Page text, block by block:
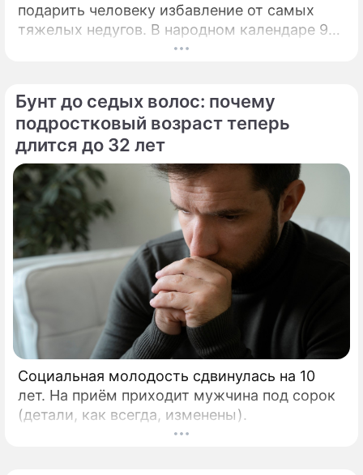
подарить человеку избавление от самых
тяжелых недугов. В народном календаре 9
августа занимает особое, почти
Бунт до седых волос: почему
подростковый возраст теперь
длится до 32 лет
Социальная молодость сдвинулась на 10
лет. На приём приходит мужчина под сорок
(детали, как всегда, изменены).